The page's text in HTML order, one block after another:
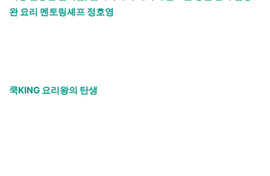
완 요리 멘토링셰프 정호영
쿡KING 요리왕의 탄생